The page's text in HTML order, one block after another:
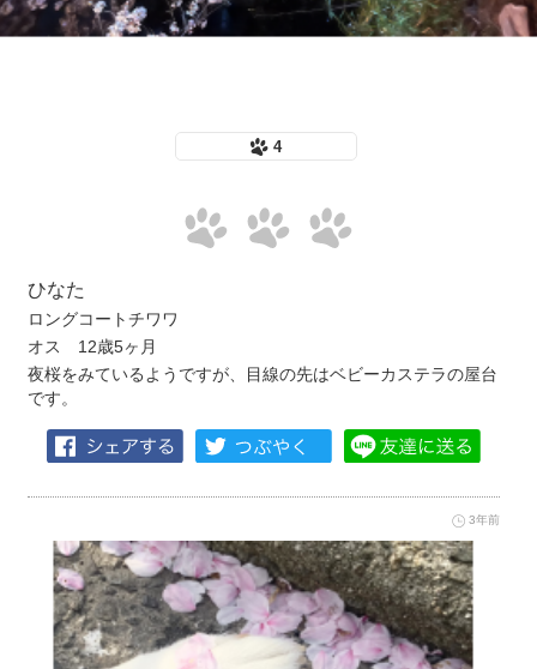
4
ひなた
ロングコートチワワ
オス 12歳5ヶ月
夜桜をみているようですが、目線の先はベビーカステラの屋台
です。
3年前